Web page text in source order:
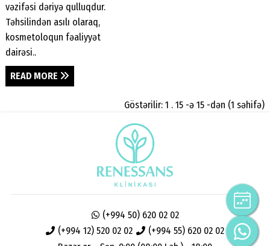
vəzifəsi dəriyə qulluqdur.
Təhsilindən asılı olaraq,
kosmetoloqun fəaliyyət
dairəsi..
READ MORE
Göstərilir: 1 . 15 -ə 15 -dən (1 səhifə)
(+994 12) 520 02 02 (+994 55) 620 02 02
(+994 50) 620 02 02